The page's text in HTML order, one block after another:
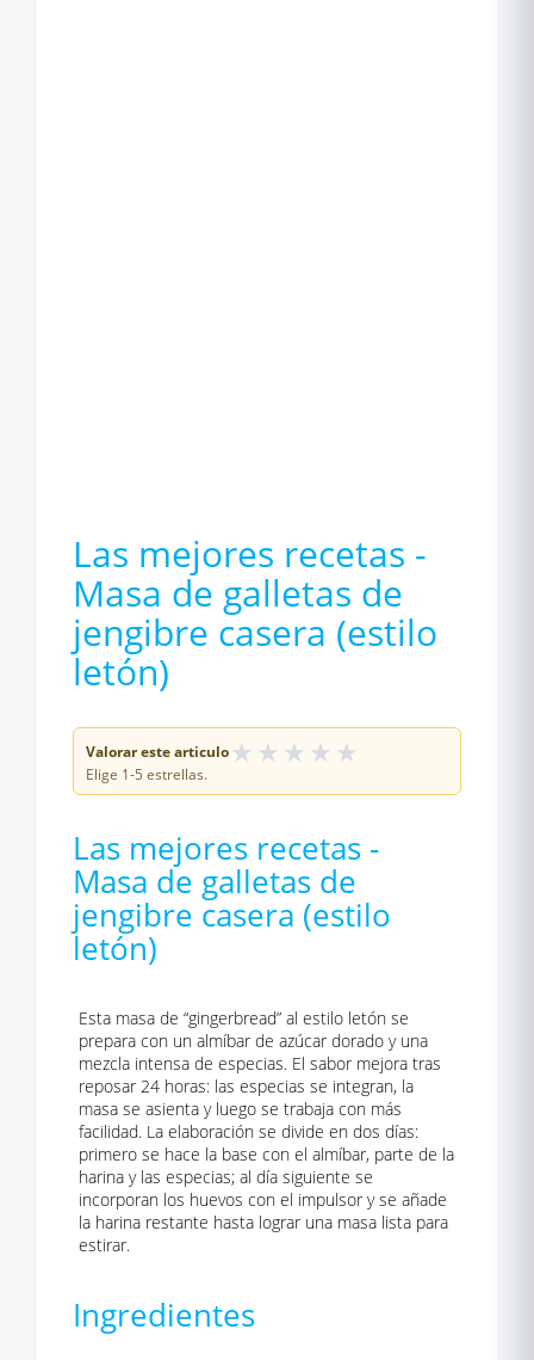
Las mejores recetas -
Masa de galletas de
jengibre casera (estilo
letón)
Valorar este articulo★ ★ ★ ★ ★
Elige 1-5 estrellas.
Las mejores recetas -
Masa de galletas de
jengibre casera (estilo
letón)
Esta masa de “gingerbread” al estilo letón se
prepara con un almíbar de azúcar dorado y una
mezcla intensa de especias. El sabor mejora tras
reposar 24 horas: las especias se integran, la
masa se asienta y luego se trabaja con más
facilidad. La elaboración se divide en dos días:
primero se hace la base con el almíbar, parte de la
harina y las especias; al día siguiente se
incorporan los huevos con el impulsor y se añade
la harina restante hasta lograr una masa lista para
estirar.
Ingredientes